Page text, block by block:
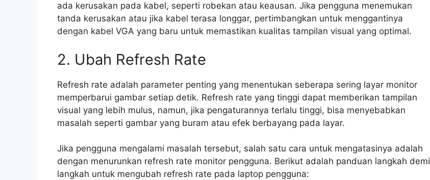
ada kerusakan pada kabel, seperti robekan atau keausan. Jika pengguna menemukan
tanda kerusakan atau jika kabel terasa longgar, pertimbangkan untuk menggantinya
dengan kabel VGA yang baru untuk memastikan kualitas tampilan visual yang optimal.
2. Ubah Refresh Rate
Refresh rate adalah parameter penting yang menentukan seberapa sering layar monitor
memperbarui gambar setiap detik. Refresh rate yang tinggi dapat memberikan tampilan
visual yang lebih mulus, namun, jika pengaturannya terlalu tinggi, bisa menyebabkan
masalah seperti gambar yang buram atau efek berbayang pada layar.
Jika pengguna mengalami masalah tersebut, salah satu cara untuk mengatasinya adalah
dengan menurunkan refresh rate monitor pengguna. Berikut adalah panduan langkah demi
langkah untuk mengubah refresh rate pada laptop pengguna: